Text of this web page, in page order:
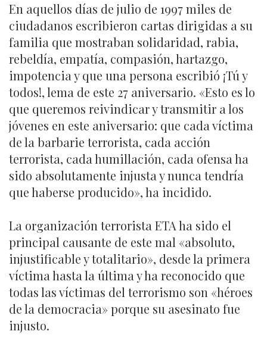
En aquellos días de julio de 1997 miles de
ciudadanos escribieron cartas dirigidas a su
familia que mostraban solidaridad, rabia,
rebeldía, empatía, compasión, hartazgo,
impotencia y que una persona escribió ¡Tú y
todos!, lema de este 27 aniversario. «Esto es lo
que queremos reivindicar y transmitir a los
jóvenes en este aniversario: que cada víctima
de la barbarie terrorista, cada acción
terrorista, cada humillación, cada ofensa ha
sido absolutamente injusta y nunca tendría
que haberse producido», ha incidido.
La organización terrorista ETA ha sido el
principal causante de este mal «absoluto,
injustificable y totalitario», desde la primera
víctima hasta la última y ha reconocido que
todas las víctimas del terrorismo son «héroes
de la democracia» porque su asesinato fue
injusto.